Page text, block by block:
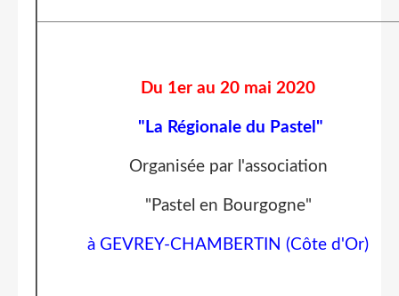
Du 1er au 20 mai 2020
"La Régionale du Pastel"
Organisée par l'association
"Pastel en Bourgogne"
à GEVREY-CHAMBERTIN (Côte d'Or)